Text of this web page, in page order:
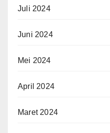
Juli 2024
Juni 2024
Mei 2024
April 2024
Maret 2024